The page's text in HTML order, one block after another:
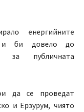
енергийните
и би довело до
за публичната
да се проведат
и Ерзурум, чиято